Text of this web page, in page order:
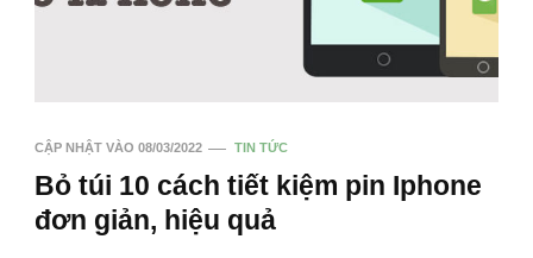
CẬP NHẬT VÀO 08/03/2022 TIN TỨC
Bỏ túi 10 cách tiết kiệm pin Iphone
đơn giản, hiệu quả